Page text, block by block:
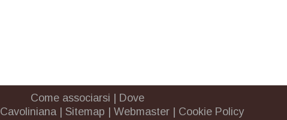
Come associarsi
Dove
Cavoliniana| Sitemap Webmaster Cookie Policy